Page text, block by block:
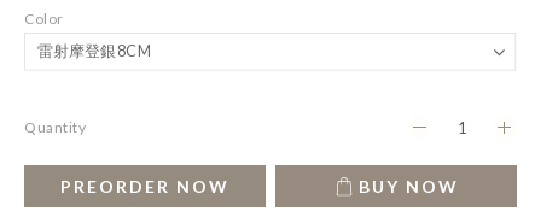
Color
Quantity
PREORDER NOW BUY NOW